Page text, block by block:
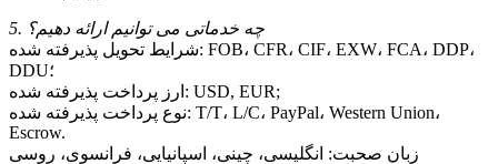
5. چه خدماتی می توانیم ارائه دهیم؟
شرایط تحویل پذیرفته شده: FOB، CFR، CIF، EXW، FCA، DDP،
DDU؛
ارز پرداخت پذیرفته شده: USD, EUR;
نوع پرداخت پذیرفته شده: T/T، L/C، PayPal، Western Union،
Escrow.
زبان صحبت: انگلیسی، چینی، اسپانیایی، فرانسوی، روسی